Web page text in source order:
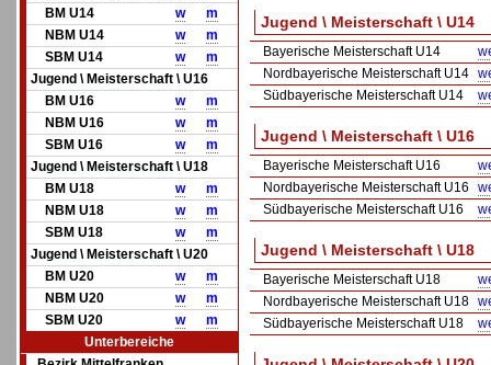
BM U14
w
m
NBM U14
w
m
SBM U14
w
m
Jugend \ Meisterschaft \ U16
BM U16
w
m
NBM U16
w
m
SBM U16
w
m
Jugend \ Meisterschaft \ U18
BM U18
w
m
NBM U18
w
m
SBM U18
w
m
Jugend \ Meisterschaft \ U20
BM U20
w
m
NBM U20
w
m
SBM U20
w
m
Unterbereiche
Jugend \ Meisterschaft \ U14
Bayerische Meisterschaft U14
Nordbayerische Meisterschaft U14
Südbayerische Meisterschaft U14
Jugend \ Meisterschaft \ U16
Bayerische Meisterschaft U16
Nordbayerische Meisterschaft U16
Südbayerische Meisterschaft U16
Jugend \ Meisterschaft \ U18
Bayerische Meisterschaft U18
Nordbayerische Meisterschaft U18
Südbayerische Meisterschaft U18